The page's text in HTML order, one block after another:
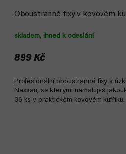
Oboustranné fixy v kovovém
skladem, ihned k odeslání
899 Kč
Profesionální oboustranné fixy s
Nassau, se kterými namaluješ
36 ks v praktickém kovovém kufříku.